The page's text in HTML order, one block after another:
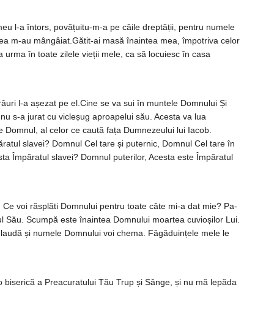
l-a întors, povățuitu-m-a pe căile dreptății, pentru numele
m-au mângâiat.Gătit-ai masă înaintea mea, împotriva celor
în toate zilele vieții mele, ca să locuiesc în casa
l-a așezat pe el.Cine se va sui în muntele Domnului Și
s-a jurat cu vicleșug aproapelui său. Acesta va lua
al celor ce caută fața Dumnezeului lui Iacob.
slavei? Domnul Cel tare și puternic, Domnul Cel tare în
Împăratul slavei? Domnul puterilor, Acesta este Împăratul
voi răsplăti Domnului pen­tru toate câte mi-a dat mie? Pa­
Scumpă este îna­intea Dom­nului moartea cuvioșilor Lui.
și nu­mele Dom­nului voi chema. Făgădu­in­țele mele le
a Preacu­ratului Tău Trup și Sânge, și nu mă lepăda